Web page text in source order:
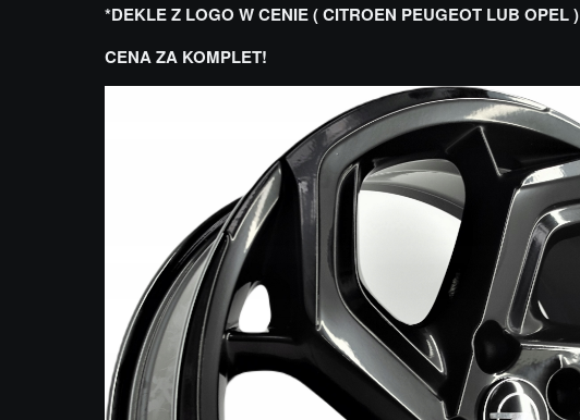
*DEKLE Z LOGO W CENIE ( CITROEN PEUGEOT LUB OPEL )
CENA ZA KOMPLET!